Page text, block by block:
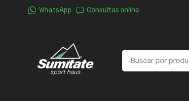
WhatsApp Consultas online